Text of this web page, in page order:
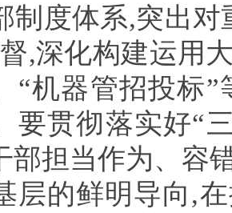
制度体系,突出
,深化构建运用
“机器管招投标
要贯彻落实好“
部担当作为、容
层的鲜明导向,